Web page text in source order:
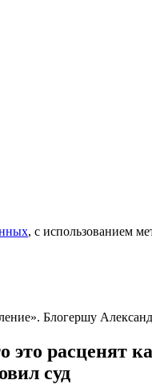
, с использованием
Блогершу
это расценят
суд